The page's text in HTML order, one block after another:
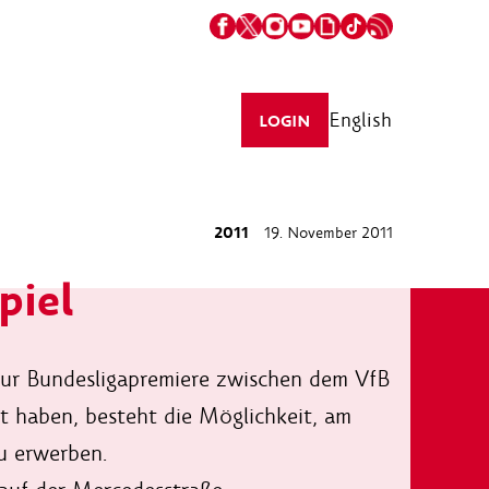
LOGIN English
2011 19. November 2011
Bundesligapremiere zwischen dem VfB
haben, besteht die Möglichkeit, am
erwerben.